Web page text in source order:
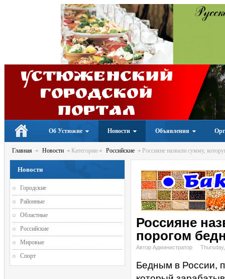
Устюженский
Городской
портал
Об Устюжне Новости Объявления
Главная Новости Категории Российские Россияне назвали сумму,
Россияне
порогом
Автор Администратор
Бедным в России,
Новости
Городские
Районные
Областные
Российские
Мировые
Спорт